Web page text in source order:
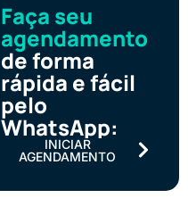
Faça seu
agendamento
de forma
rápida e fácil
pelo
WhatsApp:
INICIAR
AGENDAMENTO